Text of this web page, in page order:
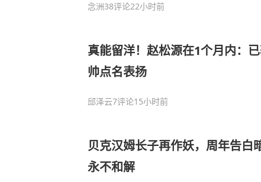
念洲38评论22小时前
真能留洋！赵松源在1个月内：
帅点名表扬
邱泽云7评论15小时前
贝克汉姆长子再作妖，周年告白
永不和解